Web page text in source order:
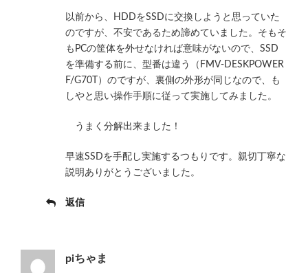
以前から、HDDをSSDに交換しようと思っていた
のですが、不安であるため諦めていました。そもそ
もPCの筐体を外せなければ意味がないので、SSD
を準備する前に、型番は違う（FMV-DESKPOWER
F/G70T）のですが、裏側の外形が同じなので、も
しやと思い操作手順に従って実施してみました。
うまく分解出来ました！
早速SSDを手配し実施するつもりです。親切丁寧な
説明ありがとうございました。
返信
piちゃま